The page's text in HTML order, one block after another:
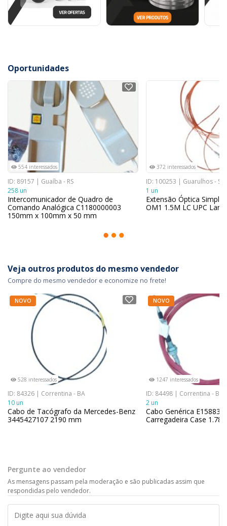
Oportunidades
554 interessados
ID: 89157 | Guaíba - RS
258 un
Intercomunicador de Quadro de
Comando Analógica C1180000003
150mm x 100mm x 50 mm
372 interessados
ID: 100253 | Guarulhos - SP
1 un
Extensão Óptica
OM1 1.5M LC UPC
Veja outros produtos do mesmo vendedor
Compre do mesmo vendedor e economize no frete!
NOVO
528 interessados
ID: 84326 | Correntina - BA
10 un
Cabo de Tacógrafo da Mercedes-Benz
3445427107 2190 mm
NOVO
1247 interessados
ID: 84498 | Correntina - BA
2 un
Cabo Genérica E158833
Carregadeira Case
Pergunte ao vendedor
As mensagens passam pela moderação e são publicadas assim que
respondidas pelo vendedor.